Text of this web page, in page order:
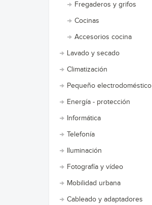
Fregaderos y grifos
Cocinas
Accesorios cocina
Lavado y secado
Climatización
Pequeño electrodoméstico
Energía - protección
Informática
Telefonía
Iluminación
Fotografía y vídeo
Mobilidad urbana
Cableado y adaptadores